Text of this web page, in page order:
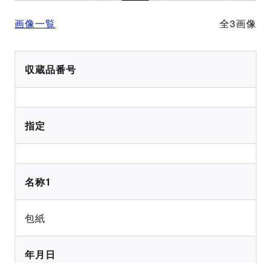
画像一覧 全3画像
収蔵品番号
指定
名称1
包紙
年月日